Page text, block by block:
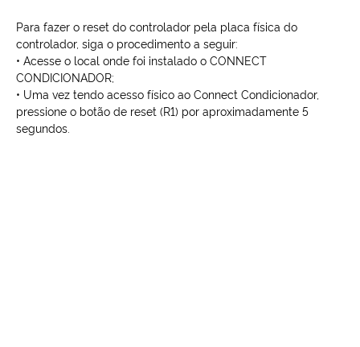
Para fazer o reset do controlador pela placa física do
controlador, siga o procedimento a seguir:
• Acesse o local onde foi instalado o CONNECT
CONDICIONADOR;
• Uma vez tendo acesso físico ao Connect Condicionador,
pressione o botão de reset (R1) por aproximadamente 5
segundos.